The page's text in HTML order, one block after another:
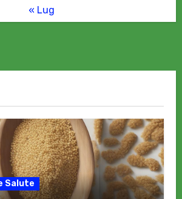
« Lug
Salute